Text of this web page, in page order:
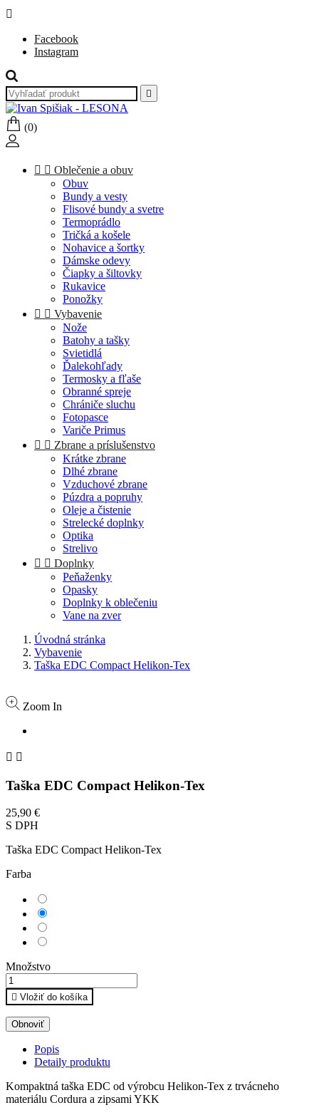

Facebook
Instagram

(0)
  Oblečenie a obuv
Obuv
Bundy a vesty
Flisové bundy a svetre
Termoprádlo
Tričká a košele
Nohavice a šortky
Dámske odevy
Čiapky a šiltovky
Rukavice
Ponožky
  Vybavenie
Nože
Batohy a tašky
Svietidlá
Ďalekohľady
Termosky a fľaše
Obranné spreje
Chrániče sluchu
Fotopasce
Variče Primus
  Zbrane a príslušenstvo
Krátke zbrane
Dlhé zbrane
Vzduchové zbrane
Púzdra a popruhy
Oleje a čistenie
Strelecké doplnky
Optika
Strelivo
  Doplnky
Peňaženky
Opasky
Doplnky k oblečeniu
Vane na zver
Úvodná stránka
Vybavenie
Taška EDC Compact Helikon-Tex
Zoom In
 
Taška EDC Compact Helikon-Tex
25,90 €
S DPH
Taška EDC Compact Helikon-Tex
Farba
Množstvo
 Vložiť do košíka
Popis
Detaily produktu
Kompaktná taška EDC od výrobcu Helikon-Tex z trvácneho
materiálu Cordura a zipsami YKK